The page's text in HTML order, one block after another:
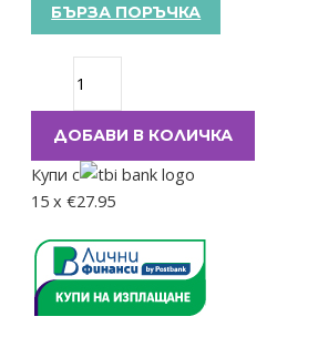
БЪРЗА ПОРЪЧКА
ДОБАВИ В КОЛИЧКА
Купи с
15 x €27.95